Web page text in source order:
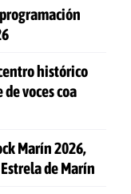
histórico
voces coa
Marín 2026,
de Marín